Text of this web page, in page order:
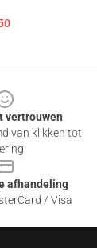
vertrouwen
van klikken tot
afhandeling
/ Visa